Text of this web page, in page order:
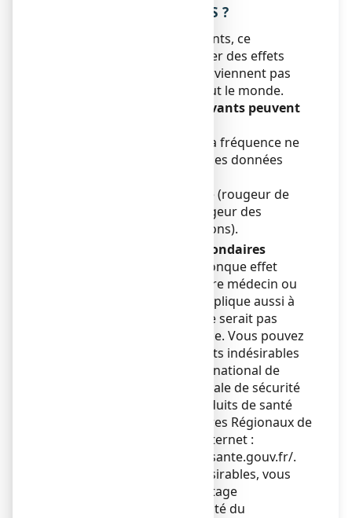
INDESIRABLES EVENTUELS ?
Comme tous les médicaments, ce
médicament peut provoquer des effets
indésirables, mais ils ne surviennent pas
systématiquement chez tout le monde.
Les effets secondaires suivants peuvent
Fréquence indéterminée : la fréquence ne
peut être estimée à partir des données
● Réaction allergique locale (rougeur de
l'œil, gonflement et rougeur des
paupières, démangeaisons).
Déclaration des effets secondaires
Si vous ressentez un quelconque effet
indésirable, parlez-en à votre médecin ou
votre pharmacien. Ceci s’applique aussi à
tout effet indésirable qui ne serait pas
mentionné dans cette notice. Vous pouvez
également déclarer les effets indésirables
directement via le système national de
déclaration : Agence nationale de sécurité
du médicament et des produits de santé
(ANSM) et réseau des Centres Régionaux de
Pharmacovigilance - Site internet :
https://signalement.social-sante.gouv.fr/.
En signalant les effets indésirables, vous
contribuez à fournir davantage
d’informations sur la sécurité du